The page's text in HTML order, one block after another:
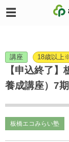
講座 18歳以上
【申込終了
養成講座）7
板橋エコみらい塾